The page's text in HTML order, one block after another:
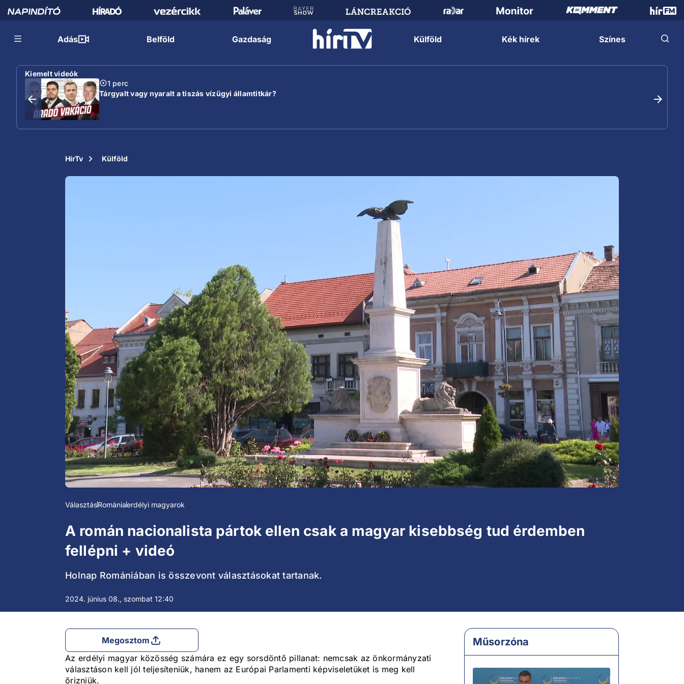
Adás Belföld Gazdaság Külföld Kék hírek Színes
Kiemelt videók
1 perc
Tárgyalt vagy nyaralt a tiszás vízügyi államtitkár?
HírTv Külföld
VálasztásRomániaerdélyi magyarok
A román nacionalista pártok ellen csak a magyar kisebbség tud érdemben
fellépni + videó
Holnap Romániában is összevont választásokat tartanak.
2024. június 08., szombat 12:40
Megosztom
Az erdélyi magyar közösség számára ez egy sorsdöntő pillanat: nemcsak az önkormányzati
választáson kell jól teljesíteniük, hanem az Európai Parlamenti képviseletüket is meg kell
őrizniük.
Műsorzóna